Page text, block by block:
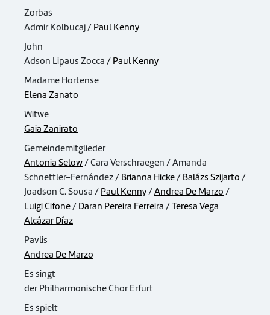
Zorbas
Admir Kolbucaj /
Paul Kenny
John
Adson Lipaus Zocca /
Paul Kenny
Madame Hortense
Elena Zanato
Witwe
Gaia Zanirato
Gemeindemitglieder
Antonia Selow/ Cara Verschraegen / Amanda
Schnettler-Fernández /
Brianna Hicke/ Balázs Szijarto /
Joadson C. Sousa /
Paul Kenny/Andrea De Marzo /
Luigi Cifone/ Daran Pereira Ferreira /Teresa Vega
Alcázar Díaz
Pavlis
Andrea De Marzo
Es singt
der Philharmonische Chor Erfurt
Es spielt